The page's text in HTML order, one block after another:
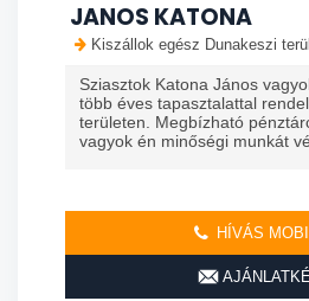
JANOS KATONA
Kiszállok egész Dunakeszi
Sziasztok Katona János
több éves tapasztalattal
területen. Megbízható
vagyok én minőségi munkát
HÍVÁS